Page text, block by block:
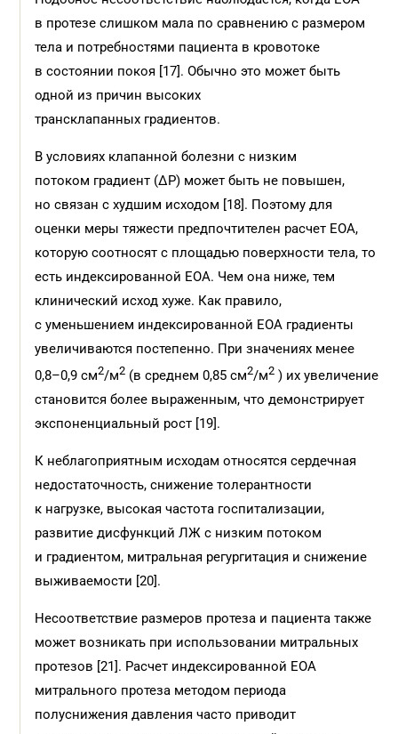
в протезе слишком мала по сравнению с размером
тела и потребностями пациента в кровотоке
в состоянии покоя [17]. Обычно это может быть
одной из причин высоких
трансклапанных градиентов.
В условиях клапанной болезни с низким
потоком градиент (ΔP) может быть не повышен,
но связан с худшим исходом [18]. Поэтому для
оценки меры тяжести предпочтителен расчет ЕОА,
которую соотносят с площадью поверхности тела, то
есть индексированной EOA. Чем она ниже, тем
клинический исход хуже. Как правило,
с уменьшением индексированной ЕОА градиенты
увеличиваются постепенно. При значениях менее
0,8–0,9 см2/м2 (в среднем 0,85 см2/м2 ) их увеличение
становится более выраженным, что демонстрирует
экспоненциальный рост [19].
К неблагоприятным исходам относятся сердечная
недостаточность, снижение толерантности
к нагрузке, высокая частота госпитализации,
развитие дисфункций ЛЖ с низким потоком
и градиентом, митральная регургитация и снижение
выживаемости [20].
Несоответствие размеров протеза и пациента также
может возникать при использовании митральных
протезов [21]. Расчет индексированной EOA
митрального протеза методом периода
полуснижения давления часто приводит